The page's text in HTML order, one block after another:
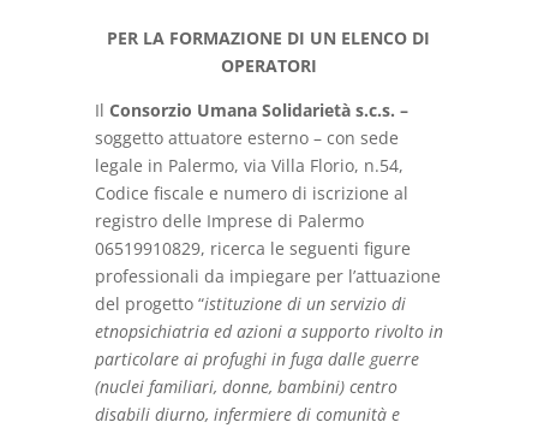
PER LA FORMAZIONE DI UN ELENCO DI
OPERATORI
Il Consorzio Umana Solidarietà s.c.s. –
soggetto attuatore esterno – con sede
legale in Palermo, via Villa Florio, n.54,
Codice fiscale e numero di iscrizione al
registro delle Imprese di Palermo
06519910829, ricerca le seguenti figure
professionali da impiegare per l’attuazione
del progetto “istituzione di un servizio di
etnopsichiatria ed azioni a supporto rivolto in
particolare ai profughi in fuga dalle guerre
(nuclei familiari, donne, bambini) centro
disabili diurno, infermiere di comunità e